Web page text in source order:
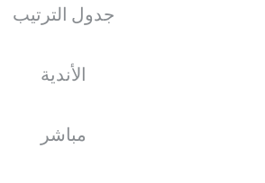
جدول الترتيب
الأندية
مباشر
EINTRACHT BRAUNSCHWEIG